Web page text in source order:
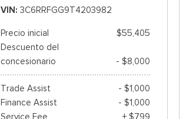
VIN
3C6RRFGG9T4203982
Precio inicial
$55,405
Descuento del
concesionario
- $8,000
Trade Assist
- $1,000
Finance Assist
- $1,000